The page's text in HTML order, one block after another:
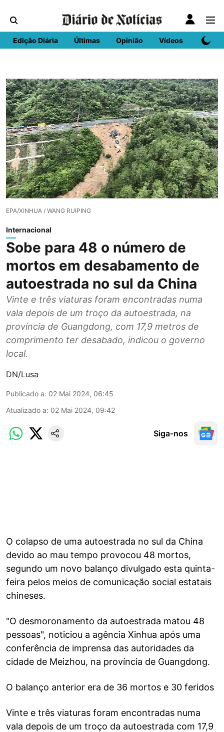
Edição Diária Últimas Opinião Vídeos DN
EPA/XINHUA / WANG RUIPING
Internacional
Sobe para 48 o número de
mortos em desabamento de
autoestrada no sul da China
Vinte e três viaturas foram encontradas numa
vala depois de um troço da autoestrada, na
província de Guangdong, com 17,9 metros de
comprimento ter desabado, indicou o governo
local.
DN/Lusa
Publicado a: 02 Mai 2024, 06:45
Atualizado a: 02 Mai 2024, 09:42
Siga-nos
O colapso de uma autoestrada no sul da China
devido ao mau tempo provocou 48 mortos,
segundo um novo balanço divulgado esta quinta-
feira pelos meios de comunicação social estatais
chineses.
"O desmoronamento da autoestrada matou 48
pessoas", noticiou a agência Xinhua após uma
conferência de imprensa das autoridades da
cidade de Meizhou, na província de Guangdong.
O balanço anterior era de 36 mortos e 30 feridos
Vinte e três viaturas foram encontradas numa
vala depois de um troço da autoestrada com 17,9